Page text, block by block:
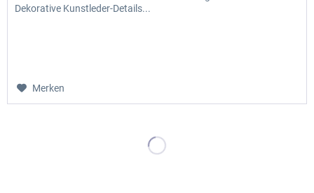
Dekorative Kunstleder-Details...
Merken